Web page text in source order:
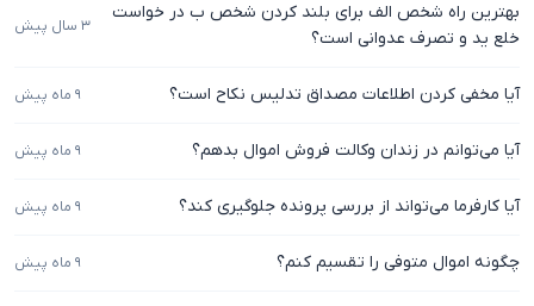
بهترین راه شخص الف برای بلند کردن شخص ب در خواست
خلع ید و تصرف عدوانی است؟
۳ سال پیش
آیا مخفی کردن اطلاعات مصداق تدلیس نکاح است؟ ۹ ماه پیش
آیا می‌توانم در زندان وکالت فروش اموال بدهم؟ ۹ ماه پیش
آیا کارفرما می‌تواند از بررسی پرونده جلوگیری کند؟ ۹ ماه پیش
چگونه اموال متوفی را تقسیم کنم؟ ۹ ماه پیش